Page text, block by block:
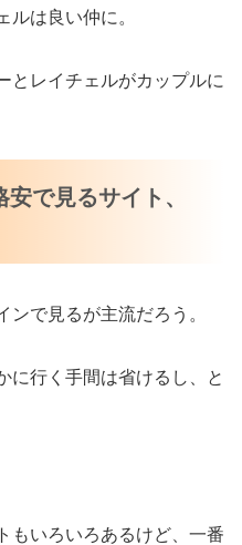
ルは良い仲に。
とレイチェルがカップルに
で見るサイト、
で見るが主流だろう。
に行く手間は省けるし、と
もいろいろあるけど、一番